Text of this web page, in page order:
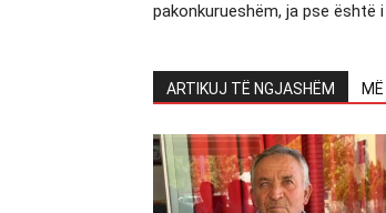
pakonkurueshëm, ja pse është
ARTIKUJ TË NGJASHËM